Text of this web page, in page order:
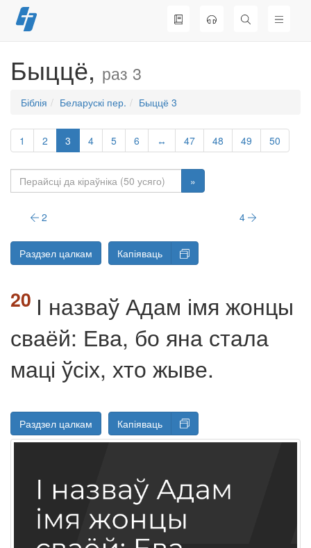
Перайсці
да
Быццё, раз 3
Біблія Беларускі пер. Быццё 3
1 2 3 4 5 6 ↔ 47 48 49 50
»
2 4
Раздзел цалкам Капіяваць
І назваў Адам імя жонцы
сваёй: Ева, бо яна стала
маці ўсіх, хто жыве.
Раздзел цалкам Капіяваць